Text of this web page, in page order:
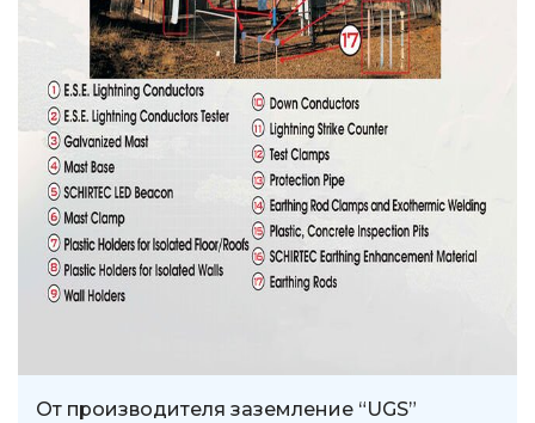
От производителя заземление “UGS”